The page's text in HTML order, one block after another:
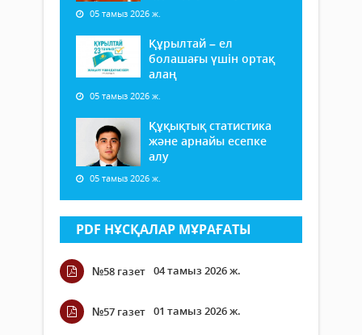
05 тамыз 2026 ж.
Құрылтай – ел
болашағы үшін ортақ
алаң
05 тамыз 2026 ж.
Құқықтық статистика
және арнайы есепке
алу
05 тамыз 2026 ж.
PDF НҰСҚАЛАР МҰРАҒАТЫ
№58 газет 04 тамыз 2026 ж.
№57 газет 01 тамыз 2026 ж.